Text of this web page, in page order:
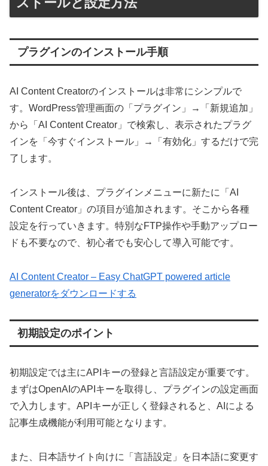
プラグインのインストール手順
AI Content Creatorのインストールは非常にシンプルで
す。WordPress管理画面の「プラグイン」→「新規追加」
から「AI Content Creator」で検索し、表示されたプラグ
インを「今すぐインストール」→「有効化」するだけで完
了します。
インストール後は、プラグインメニューに新たに「AI
Content Creator」の項目が追加されます。そこから各種
設定を行っていきます。特別なFTP操作や手動アップロー
ドも不要なので、初心者でも安心して導入可能です。
AI Content Creator – Easy ChatGPT powered article
generatorをダウンロードする
初期設定のポイント
初期設定では主にAPIキーの登録と言語設定が重要です。
まずはOpenAIのAPIキーを取得し、プラグインの設定画面
で入力します。APIキーが正しく登録されると、AIによる
記事生成機能が利用可能となります。
また、日本語サイト向けに「言語設定」を日本語に変更す